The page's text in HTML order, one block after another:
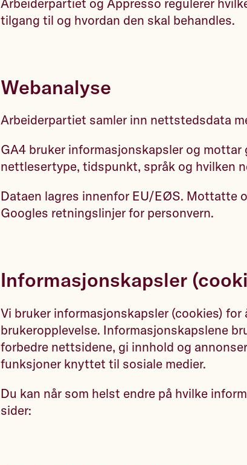
tilgang til og hvordan den skal behandles.
Webanalyse
Arbeiderpartiet samler inn nettstedsdata
GA4 bruker informasjonskapsler og
nettlesertype, tidspunkt, språk og hvilken
Dataen lagres innenfor EU/EØS. Mottatte
Googles retningslinjer for personvern.
Informasjonskapsler
Vi bruker informasjonskapsler (cookies) for
brukeropplevelse. Informasjonskapslene
forbedre nettsidene, gi innhold og
funksjoner knyttet til sosiale medier.
Du kan når som helst endre på hvilke
sider: